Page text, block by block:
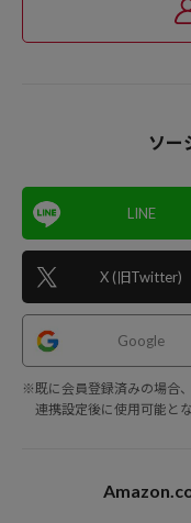
ソー
LINE
X (旧Twitter)
Google
※既に会員登録済みの場合
連携設定後に使用可能とな